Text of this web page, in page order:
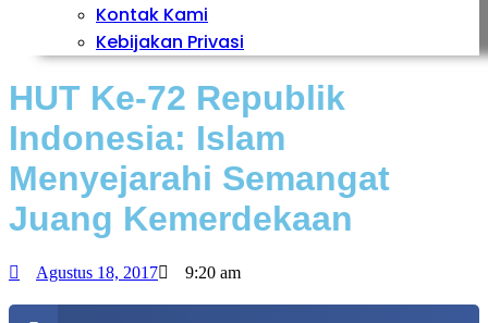
Kontak Kami
Kebijakan Privasi
HUT Ke-72 Republik
Indonesia: Islam
Menyejarahi Semangat
Juang Kemerdekaan
Agustus 18, 2017 9:20 am